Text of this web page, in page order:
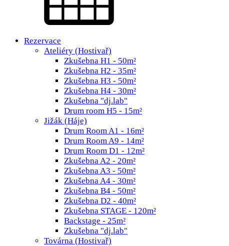
Rezervace
Ateliéry (Hostivař)
Zkušebna H1 - 50m²
Zkušebna H2 - 35m²
Zkušebna H3 - 50m²
Zkušebna H4 - 30m²
Zkušebna "dj.lab"
Drum room H5 - 15m²
Jižák (Háje)
Drum Room A1 - 16m²
Drum Room A9 - 14m²
Drum Room D1 - 12m²
Zkušebna A2 - 20m²
Zkušebna A3 - 50m²
Zkušebna A4 - 30m²
Zkušebna B4 - 50m²
Zkušebna D2 - 40m²
Zkušebna STAGE - 120m²
Backstage - 25m²
Zkušebna "dj.lab"
Továrna (Hostivař)